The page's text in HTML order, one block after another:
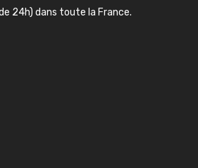
24h) dans toute la France.